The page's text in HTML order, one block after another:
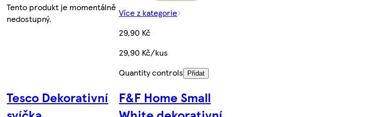
Tento produkt je momentálně
nedostupný.
Více z kategorie
29,90 Kč
29,90 Kč/kus
Quantity controls Přidat
Tesco Dekorativní
F&F Home Small